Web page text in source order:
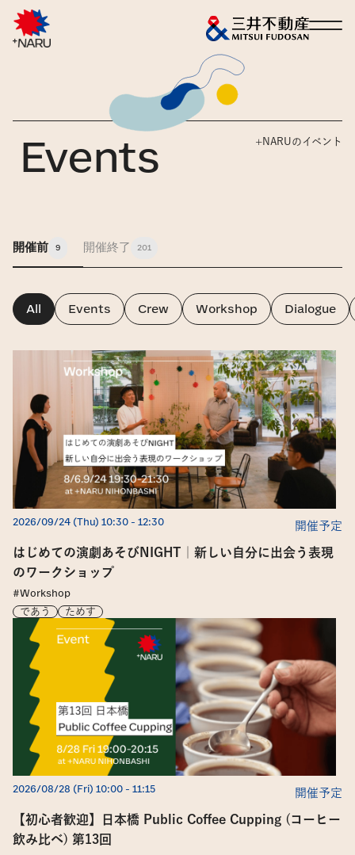
About +NARUでできること
Events
4 Voices +NARUで生まれた声
How To Use
News 最新情報とお知らせ
7Access Info アクセスと営業時間
Events +NARUのイベント
開催前 9 開催終了 201
All Events Crew Workshop Dialogue
2026/09/24 (Thu) 10:30 - 12:30 開催予定
はじめての演劇あそびNIGHT｜新しい自分に出会う表現
のワークショップ
#Workshop
であう
ためす
2026/08/28 (Fri) 10:00 - 11:15 開催予定
【初心者歓迎】日本橋 Public Coffee Cupping (コーヒー
飲み比べ) 第13回